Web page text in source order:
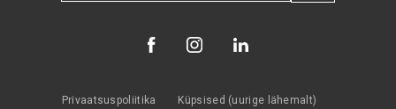
Privaatsuspoliitika Küpsised (uurige lähemalt)